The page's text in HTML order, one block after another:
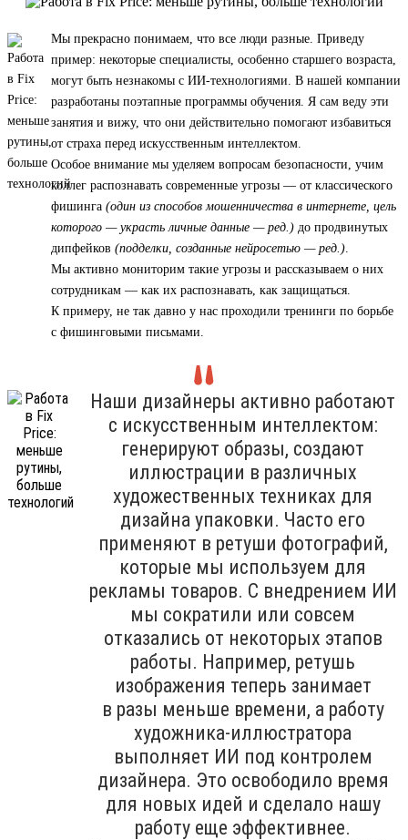
Мы прекрасно понимаем, что все люди разные. Приведу
пример: некоторые специалисты, особенно старшего возраста,
могут быть незнакомы с ИИ-технологиями. В нашей компании
разработаны поэтапные программы обучения. Я сам веду эти
занятия и вижу, что они действительно помогают избавиться
от страха перед искусственным интеллектом.
Особое внимание мы уделяем вопросам безопасности, учим
коллег распознавать современные угрозы — от классического
фишинга (один из способов мошенничества в интернете, цель
которого — украсть личные данные — ред.) до продвинутых
дипфейков (подделки, созданные нейросетью — ред.)
Мы активно мониторим такие угрозы и рассказываем о них
сотрудникам — как их распознавать, как защищаться.
К примеру, не так давно у нас проходили тренинги по борьбе
с фишинговыми письмами.
Наши дизайнеры активно работают
с искусственным интеллектом:
генерируют образы, создают
иллюстрации в различных
художественных техниках для
дизайна упаковки. Часто его
применяют в ретуши фотографий,
которые мы используем для
рекламы товаров. С внедрением ИИ
мы сократили или совсем
отказались от некоторых этапов
работы. Например, ретушь
изображения теперь занимает
в разы меньше времени, а работу
художника-иллюстратора
выполняет ИИ под контролем
дизайнера. Это освободило время
для новых идей и сделало нашу
работу еще эффективнее.